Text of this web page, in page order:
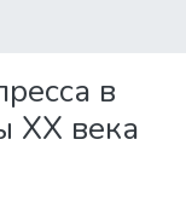
в
ХХ века